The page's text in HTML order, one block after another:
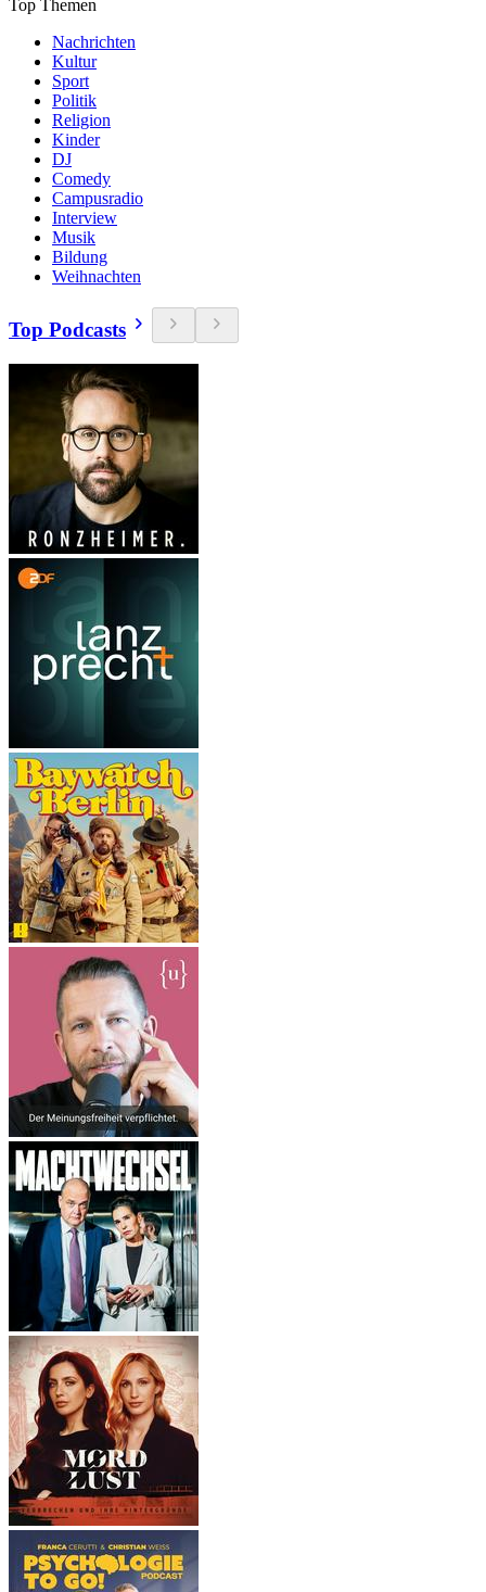
Top Themen
Nachrichten
Kultur
Sport
Politik
Religion
Kinder
DJ
Comedy
Campusradio
Interview
Musik
Bildung
Weihnachten
Top Podcasts